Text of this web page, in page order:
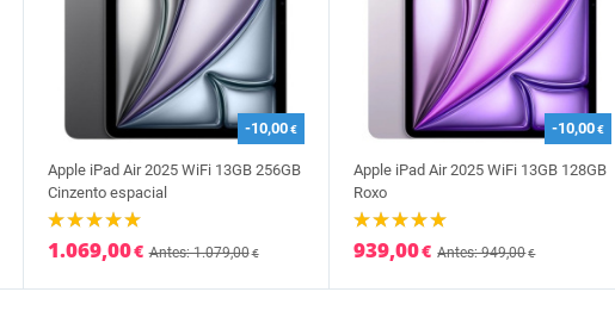
-10,00€
Apple iPad Air 2025 WiFi 13GB 256GB
Cinzento espacial
1.069,00€ Antes: 1.079,00€
-10,00€
Apple iPad Air 2025 WiFi 13GB 128GB
Roxo
939,00€ Antes: 949,00€